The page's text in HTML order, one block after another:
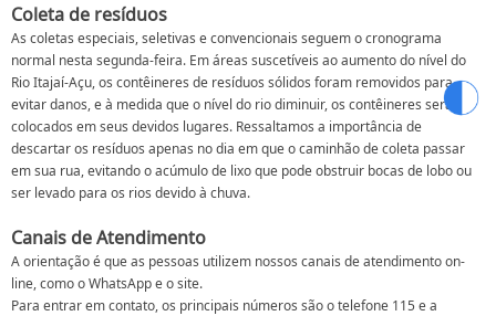
Coleta de resíduos
As coletas especiais, seletivas e convencionais seguem o cronograma
normal nesta segunda-feira. Em áreas suscetíveis ao aumento do nível do
Rio Itajaí-Açu, os contêineres de resíduos sólidos foram removidos para
evitar danos, e à medida que o nível do rio diminuir, os contêineres serão
colocados em seus devidos lugares. Ressaltamos a importância de
descartar os resíduos apenas no dia em que o caminhão de coleta passar
em sua rua, evitando o acúmulo de lixo que pode obstruir bocas de lobo ou
ser levado para os rios devido à chuva.
Canais de Atendimento
A orientação é que as pessoas utilizem nossos canais de atendimento on-
line, como o WhatsApp e o site.
Para entrar em contato, os principais números são o telefone 115 e a